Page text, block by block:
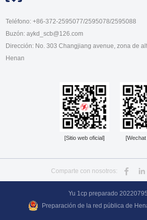
Teléfono: +86-372-2595077/2595078/2595088
Buzón: aykd_scb@126.com
Dirección: No. 303 Changjiang avenue, zona de
Henan
[Sitio web oficial] [Wechat
Comparte con nosotros:
Yu 1cp preparado
Preparación de la red pública de